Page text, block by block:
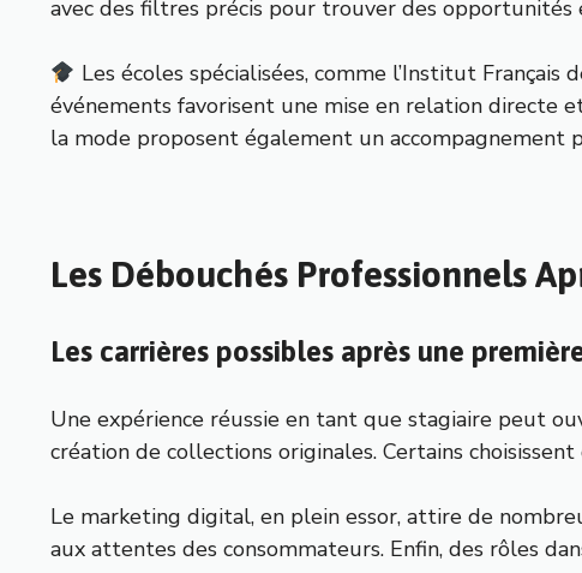
avec des filtres précis pour trouver des opportunités
Les écoles spécialisées, comme l’Institut
événements favorisent une mise en relation directe
la mode proposent également un accompagnement
Les Débouchés Professionnels
Les carrières possibles après une
Une expérience réussie en tant que stagiaire peut
création de collections originales. Certains
Le marketing digital, en plein essor, attire de
aux attentes des consommateurs. Enfin, des rôles